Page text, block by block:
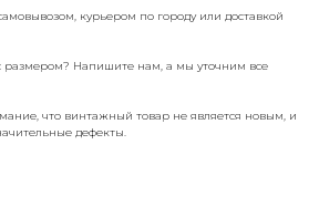
курьером по городу или доставкой
размером? Напишите нам, а мы уточним все
что винтажный товар не является новым, и
дефекты.